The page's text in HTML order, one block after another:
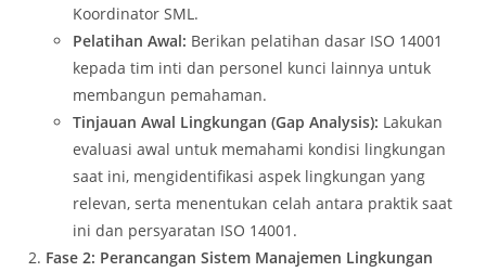
Koordinator SML.
Pelatihan Awal: Berikan pelatihan dasar ISO 14001
kepada tim inti dan personel kunci lainnya untuk
membangun pemahaman.
Tinjauan Awal Lingkungan (Gap Analysis): Lakukan
evaluasi awal untuk memahami kondisi lingkungan
saat ini, mengidentifikasi aspek lingkungan yang
relevan, serta menentukan celah antara praktik saat
ini dan persyaratan ISO 14001.
Fase 2: Perancangan Sistem Manajemen Lingkungan